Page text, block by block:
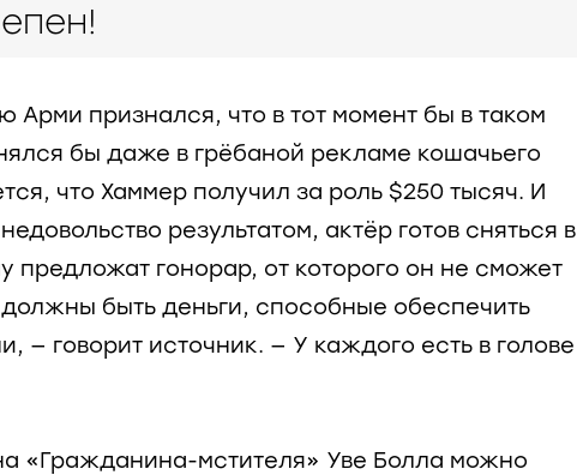
Арми признался, что в тот момент бы в таком
бы даже в грёбаной рекламе кошачьего
что Хаммер получил за роль $250 тысяч. И
результатом, актёр готов сняться в
предложат гонорар, от которого он не сможет
должны быть деньги, способные обеспечить
— говорит источник. — У каждого есть в голове
«Гражданина-мстителя» Уве Болла можно